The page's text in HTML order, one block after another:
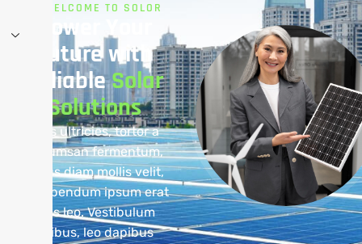
WELCOME TO SOLOR
Power Your
Future with
ReliableSolar
Solutions
Duis ultricies, tortor a
accumsan fermentum,
purus diam mollis velit,
eu bibendum ipsum erat
quis leo. Vestibulum
finibus, leo dapibus